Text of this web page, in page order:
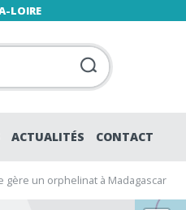
LOIRE
ACTUALITÉS CONTACT
gère un orphelinat à Madagascar